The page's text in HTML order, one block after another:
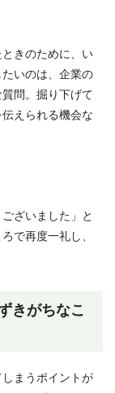
ときのために、い
いのは、企業の
問。掘り下げて
えられる機会な
ざいました」と
で再度一礼し、
きがちなこ
まうポイントが